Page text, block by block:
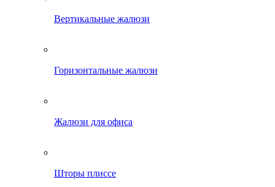
Вертикальные жалюзи
Горизонтальные жалюзи
Жалюзи для офиса
Шторы плиссе